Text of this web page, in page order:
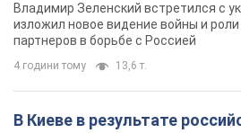
Владимир Зеленский встретился с
изложил новое видение войны и
партнеров в борьбе с Россией
4 години тому 13,6 т.
В Киеве в результате